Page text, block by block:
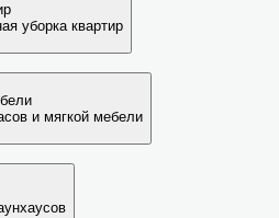
уборка квартир
и мягкой мебели